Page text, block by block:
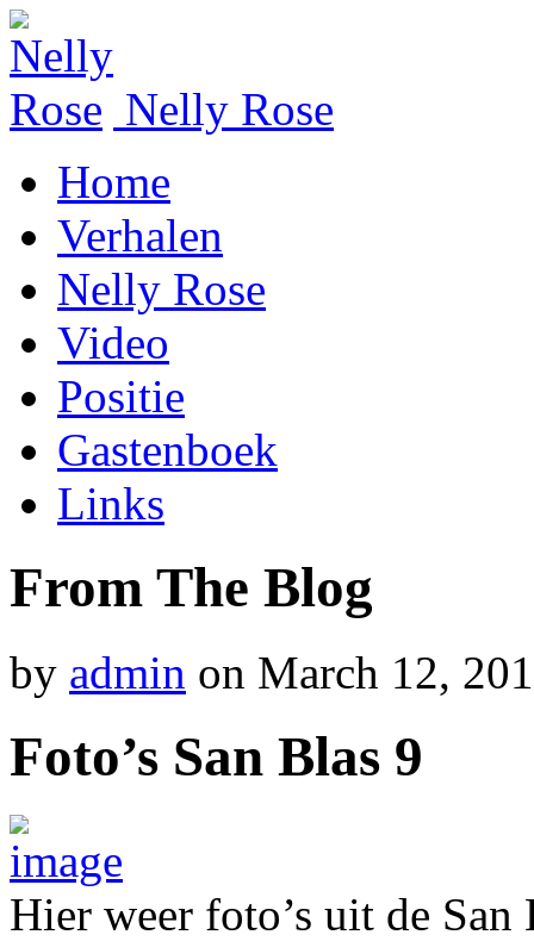
Nelly Rose
Home
Verhalen
Nelly Rose
Video
Positie
Gastenboek
Links
From The Blog
by admin on March 12,
Foto’s San Blas 9
Hier weer foto’s uit de